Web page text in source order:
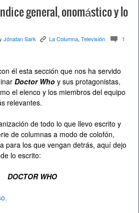
general, onomástico y lo
Jónatan Sark K La Columna,Televisión c
1
él esta sección que nos ha servido
Doctor Who y sus protagonistas,
el elenco y los miembros del equipo
relevantes.
de todo lo que llevo escrito y
de columnas a modo de colofón,
para los que vengan detrás, aquí dejo
lo escrito:
DOCTOR WHO